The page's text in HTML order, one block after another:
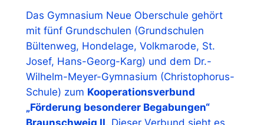
Das Gymnasium Neue Oberschule gehört
mit fünf Grundschulen (Grundschulen
Bültenweg, Hondelage, Volkmarode, St.
Josef, Hans-Georg-Karg) und dem Dr.-
Wilhelm-Meyer-Gymnasium (Christophorus-
Schule) zum Kooperationsverbund
„Förderung besonderer Begabungen“
Braunschweig II. Dieser Verbund sieht es